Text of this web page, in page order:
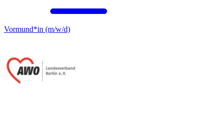
Vormund*in (m/w/d)